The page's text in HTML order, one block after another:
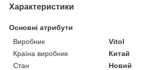
Характеристики
Основні атрибути
Виробник
Vitol
Країна виробник
Китай
Стан
Новий